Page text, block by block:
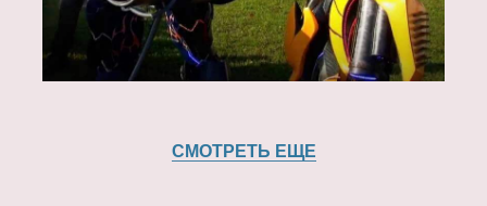
СМОТРЕТЬ ЕЩЕ